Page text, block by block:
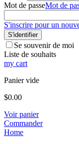
Mot de passeMot de
S'inscrire pour un
S'identifier
Se souvenir de moi
Liste de souhaits
my cart
Panier vide
$0.00
Voir panier
Commander
Home